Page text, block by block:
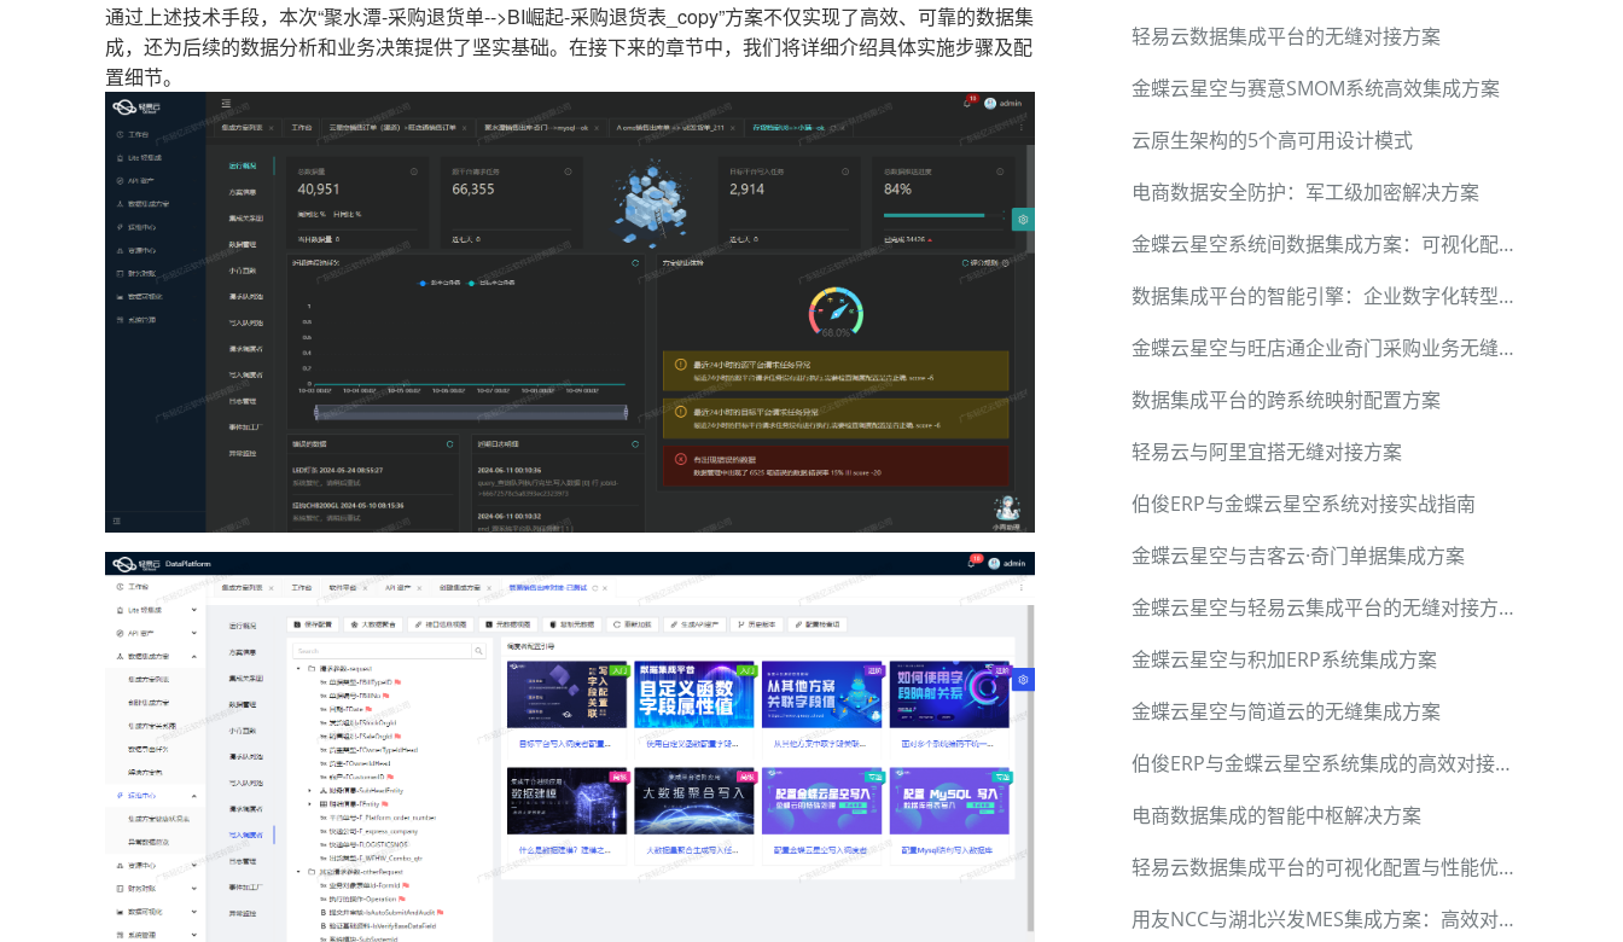
通过上述技术手段，本次“聚水潭-采购退货单-->BI崛起-采购退货表_copy”方案不仅实现了高效、可靠的数据集
成，还为后续的数据分析和业务决策提供了坚实基础。在接下来的章节中，我们将详细介绍具体实施步骤及配
置细节。
轻易云数据集成平台的无缝对接方案
金蝶云星空与赛意SMOM系统高效集成方案
云原生架构的5个高可用设计模式
电商数据安全防护：军工级加密解决方案
金蝶云星空系统间数据集成方案：可视化配置与高性能处理
数据集成平台的智能引擎：企业数字化转型的关键工具
金蝶云星空与旺店通企业奇门采购业务无缝集成方案
数据集成平台的跨系统映射配置方案
轻易云与阿里宜搭无缝对接方案
伯俊ERP与金蝶云星空系统对接实战指南
金蝶云星空与吉客云·奇门单据集成方案
金蝶云星空与轻易云集成平台的无缝对接方案
金蝶云星空与积加ERP系统集成方案
金蝶云星空与简道云的无缝集成方案
伯俊ERP与金蝶云星空系统集成的高效对接方案
电商数据集成的智能中枢解决方案
轻易云数据集成平台的可视化配置与性能优势
用友NCC与湖北兴发MES集成方案：高效对接与优化生产流程